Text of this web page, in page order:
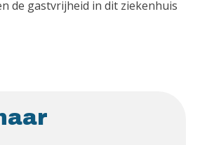
de gastvrijheid in dit ziekenhuis